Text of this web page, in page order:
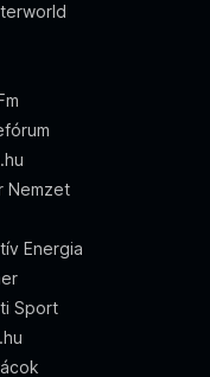
Nemzet
Energia
Sport